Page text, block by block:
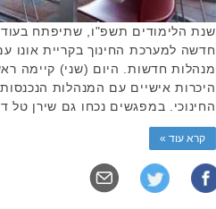
שנת הלימודים תשפ"ו, שתיפתח
חדשה למערכת החינוך בקריית אונו
מנהלות חדשות. היום (שני) קיימה
היכרות אישיים עם המנהלות
החינוכי. במפגשים נכחו גם שירן
קרא עוד »